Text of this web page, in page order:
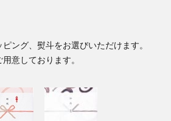
ング、熨斗をお選びいただけます。
意しております。